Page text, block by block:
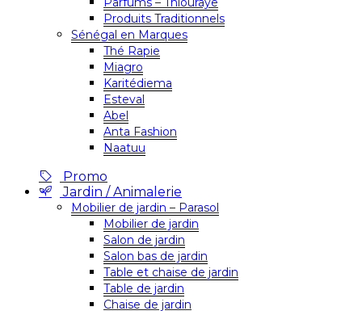
Produits Traditionnels
Sénégal en Marques
Thé Rapie
Miagro
Karitédiema
Esteval
Abel
Anta Fashion
Naatuu
Promo
Jardin / Animalerie
Mobilier de jardin – Parasol
Mobilier de jardin
Salon de jardin
Salon bas de jardin
Table et chaise de jardin
Table de jardin
Chaise de jardin